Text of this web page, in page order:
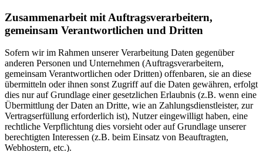
Zusammenarbeit mit Auftragsverarbeitern,
gemeinsam Verantwortlichen und Dritten
Sofern wir im Rahmen unserer Verarbeitung Daten gegenüber
anderen Personen und Unternehmen (Auftragsverarbeitern,
gemeinsam Verantwortlichen oder Dritten) offenbaren, sie an diese
übermitteln oder ihnen sonst Zugriff auf die Daten gewähren, erfolgt
dies nur auf Grundlage einer gesetzlichen Erlaubnis (z.B. wenn eine
Übermittlung der Daten an Dritte, wie an Zahlungsdienstleister, zur
Vertragserfüllung erforderlich ist), Nutzer eingewilligt haben, eine
rechtliche Verpflichtung dies vorsieht oder auf Grundlage unserer
berechtigten Interessen (z.B. beim Einsatz von Beauftragten,
Webhostern, etc.).